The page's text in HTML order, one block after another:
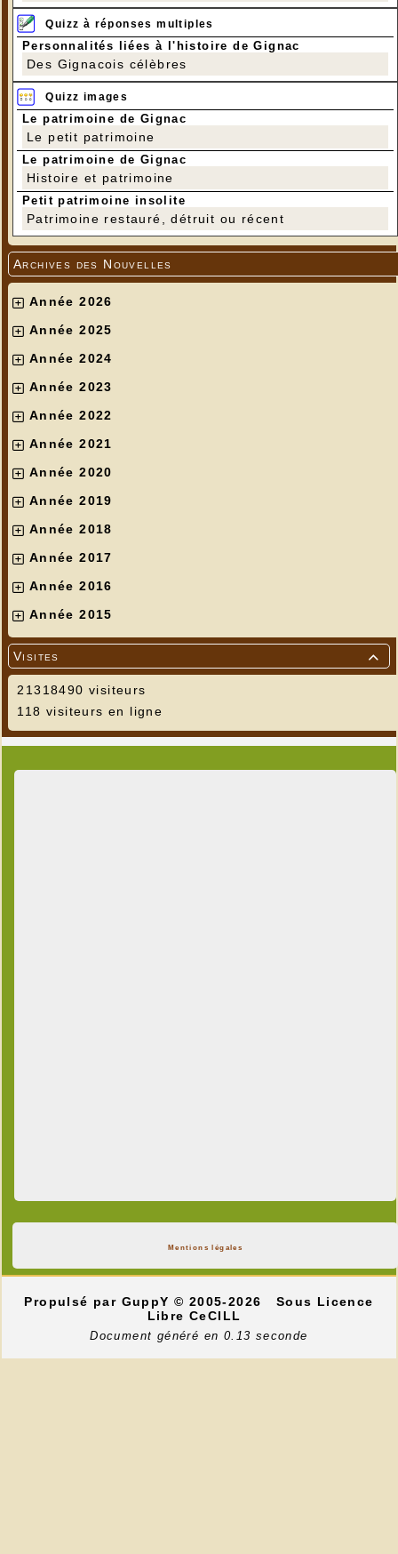
Quizz à réponses multiples
Personnalités liées à l'histoire de Gignac
Des Gignacois célèbres
Quizz images
Le patrimoine de Gignac
Le petit patrimoine
Le patrimoine de Gignac
Histoire et patrimoine
Petit patrimoine insolite
Patrimoine restauré, détruit ou récent
Archives des Nouvelles
Année 2026
Année 2025
Année 2024
Année 2023
Année 2022
Année 2021
Année 2020
Année 2019
Année 2018
Année 2017
Année 2016
Année 2015

Visites
21318490 visiteurs
118 visiteurs en ligne
Mentions légales
Propulsé par GuppY© 2005-2026
Sous Licence
Libre CeCILL
Document généré en 0.13 seconde